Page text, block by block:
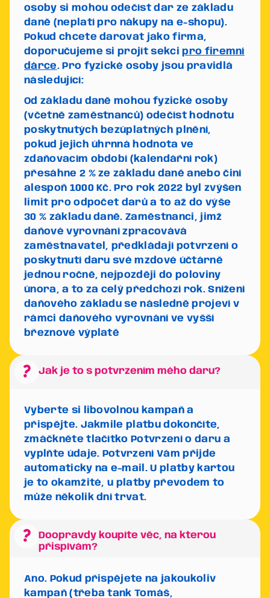
osoby si mohou odečíst dar ze základu
daně (neplatí pro nákupy na e-shopu).
Pokud chcete darovat jako firma,
doporučujeme si projít sekcipro firemní
dárce. Pro fyzické osoby jsou pravidlá
následující:
Od základu daně mohou fyzické osoby
(včetně zaměstnanců) odečíst hodnotu
poskytnutých bezúplatných plnění,
pokud jejich úhrnná hodnota ve
zdaňovacím období (kalendářní rok)
přesáhne 2 % ze základu daně anebo činí
alespoň 1000 Kč. Pro rok 2022 byl zvýšen
limit pro odpočet darů a to až do výše
30 % základu daně.Zaměstnanci, jimž
daňové vyrovnání zpracovává
zaměstnavatel, předkládají potvrzení o
poskytnutí daru své mzdové účtárně
jednou ročně, nejpozději do poloviny
února, a to za celý předchozí rok. Snížení
daňového základu se následně projeví v
rámci daňového vyrovnání ve vyšší
březnové výplatě
question_mark Jak je to s potvrzením mého daru?
Vyberte si libovolnou kampaň a
přispějte. Jakmile platbu dokončíte,
zmáčkněte tlačítko Potvrzení o daru a
vyplňte údaje. Potvrzení Vám přijde
automaticky na e-mail. U platby kartou
je to okamžité, u platby převodem to
může několik dní trvat.
question_mark
Doopravdy koupíte věc, na kterou
přispívám?
Ano. Pokud přispějete na jakoukoliv
kampaň (třeba tank Tomáš,